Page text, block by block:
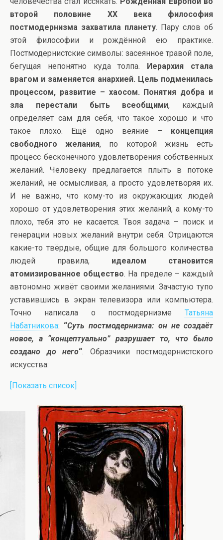
второй половине ХХ века философия
постмодернизма захватила планету. Пару слов об
этой философии и рождённой ею практике.
Постмодернистские символы: засеянное травой поле,
бегущая непонятно куда толпа.
Иерархия стала
врагом и заменяется анархией. Цель подменилась
процессом, развитие – хаосом. Понятия добра и
зла перестали быть всеобщими, каждый
определяет сам для себя, что такое хорошо и что
такое плохо. Ещё одно веяние – концепция
свободного желания, по которой жизнь есть
процесс бесконечного удовлетворения собственных
желаний. Человеку предлагается плыть в потоке
желаний, не осмысливая, а просто удовлетворяя их.
И не важно, что кому-то из окружающих людей
хорошо от удовлетворения этих желаний, а кому-то
плохо, тебя это не касается. Твоя задача – поиск и
генерации новых желаний внутри себя. Отрицаются
какие-то твёрдые, общие для большого количества
людей правила, идеалом становится
атомизированное общество. На пределе – каждый
автономно живёт своими желаниями. Зачастую тупо
уставившись в экран телевизора или компьютера.
Точно написала о постмодернизме Татьяна
Набатникова: “Суть постмодернизма: он не создаёт
новое, а “концептуально” разрушает то, что было
создано до него“. Образчики постмодернистского
искусства:
[Показать список]